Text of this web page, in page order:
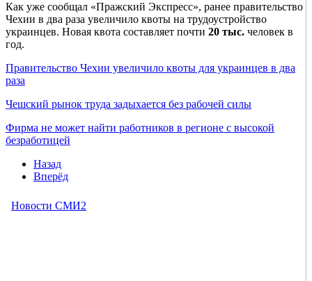
Как уже сообщал «Пражский Экспресс», ранее правительство
Чехии в два раза увеличило квоты на трудоустройство
украинцев. Новая квота составляет почти 20 тыс. человек в
год.
Правительство Чехии увеличило квоты для украинцев в два
раза
Чешский рынок труда задыхается без рабочей силы
Фирма не может найти работников в регионе с высокой
безработицей
Назад
Вперёд